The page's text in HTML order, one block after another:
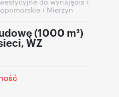
› Mierzyn
(1000 m²)
WZ